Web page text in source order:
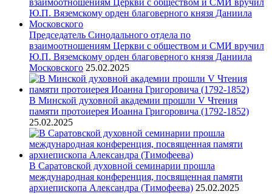
Председатель Синодального отдела по
взаимоотношениям Церкви с обществом и СМИ вручил
Ю.П. Вяземскому орден благоверного князя Даниила
Московского 25.02.2025
В Минской духовной академии прошли V Чтения
памяти протоиерея Иоанна Григоровича (1792-1852)
25.02.2025
В Саратовской духовной семинарии прошла
международная конференция, посвященная памяти
архиепископа Александра (Тимофеева) 25.02.2025